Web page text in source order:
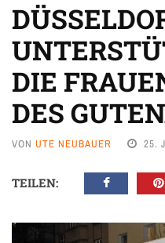
DIE
DES
VON UTE NEUBAUER 25.
TEILEN: